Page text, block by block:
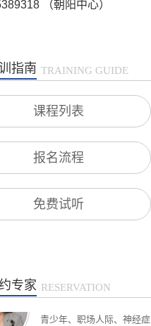
（朝阳中心）
指南 TRAINING GUIDE
课程列表
报名流程
免费试听
专家 RESERVATION
系、婚外情等)；青少年咨
在线预约>>
沈莉首席咨询师
擅长：婚恋情感问题、青少
年问题、 产前产后抑郁、
个人成长、职业发展。
王宾专家咨询师
擅长：恋爱婚姻、亲子、家
庭，躯体及先天缺陷、疾病
高钰荣专家咨询师
青少年、职场人际、神经症